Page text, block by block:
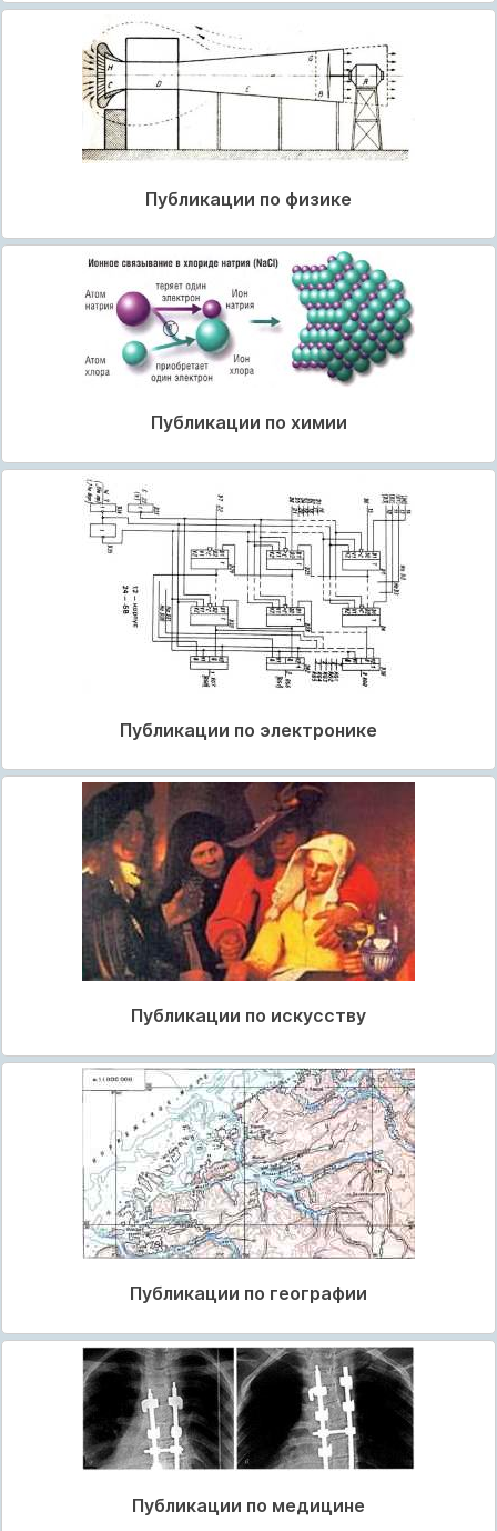
Публикации по физике
Публикации по химии
Публикации по электронике
Публикации по искусству
Публикации по географии
Публикации по медицине